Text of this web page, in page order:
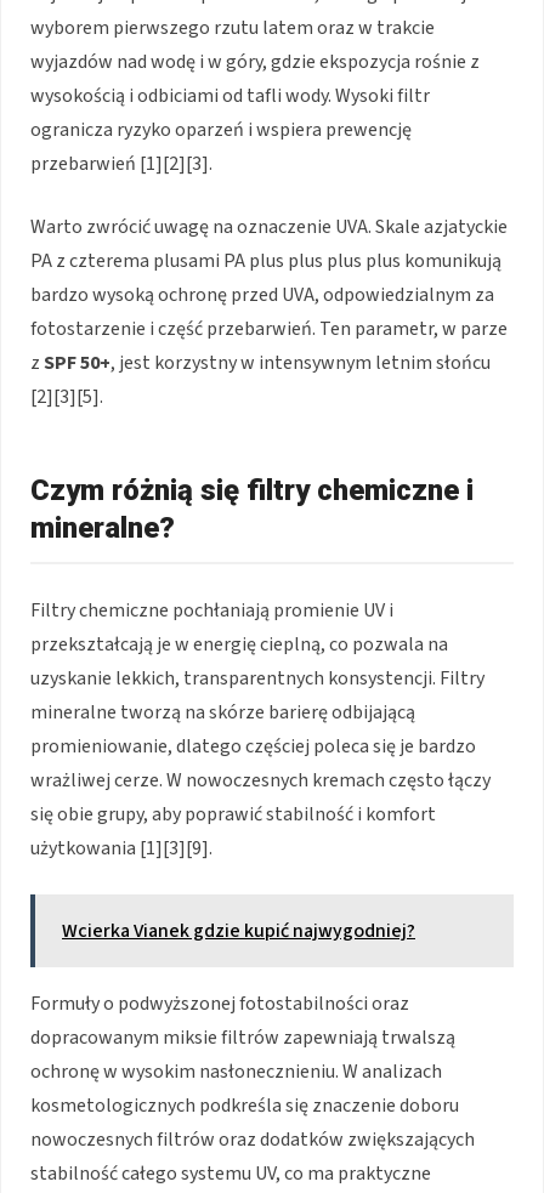
wyborem pierwszego rzutu latem oraz w trakcie
wyjazdów nad wodę i w góry, gdzie ekspozycja rośnie z
wysokością i odbiciami od tafli wody. Wysoki filtr
ogranicza ryzyko oparzeń i wspiera prewencję
przebarwień [1][2][3].
Warto zwrócić uwagę na oznaczenie UVA. Skale azjatyckie
PA z czterema plusami PA plus plus plus plus komunikują
bardzo wysoką ochronę przed UVA, odpowiedzialnym za
fotostarzenie i część przebarwień. Ten parametr, w parze
zSPF 50+, jest korzystny w intensywnym letnim słońcu
[2][3][5].
Czym różnią się filtry chemiczne i
mineralne?
Filtry chemiczne pochłaniają promienie UV i
przekształcają je w energię cieplną, co pozwala na
uzyskanie lekkich, transparentnych konsystencji. Filtry
mineralne tworzą na skórze barierę odbijającą
promieniowanie, dlatego częściej poleca się je bardzo
wrażliwej cerze. W nowoczesnych kremach często łączy
się obie grupy, aby poprawić stabilność i komfort
użytkowania [1][3][9].
Wcierka Vianek gdzie kupić najwygodniej?
Formuły o podwyższonej fotostabilności oraz
dopracowanym miksie filtrów zapewniają trwalszą
ochronę w wysokim nasłonecznieniu. W analizach
kosmetologicznych podkreśla się znaczenie doboru
nowoczesnych filtrów oraz dodatków zwiększających
stabilność całego systemu UV, co ma praktyczne